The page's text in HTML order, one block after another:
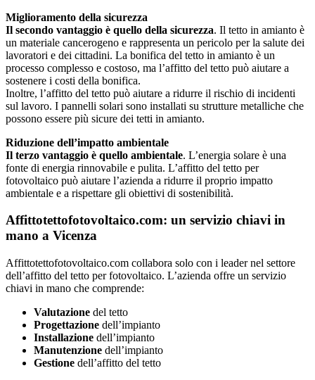
Miglioramento della sicurezza
Il secondo vantaggio è quello della sicurezza. Il tetto in amianto è
un materiale cancerogeno e rappresenta un pericolo per la salute dei
lavoratori e dei cittadini. La bonifica del tetto in amianto è un
processo complesso e costoso, ma l’affitto del tetto può aiutare a
sostenere i costi della bonifica.
Inoltre, l’affitto del tetto può aiutare a ridurre il rischio di incidenti
sul lavoro. I pannelli solari sono installati su strutture metalliche che
possono essere più sicure dei tetti in amianto.
Riduzione dell’impatto ambientale
Il terzo vantaggio è quello ambientale. L’energia solare è una
fonte di energia rinnovabile e pulita. L’affitto del tetto per
fotovoltaico può aiutare l’azienda a ridurre il proprio impatto
ambientale e a rispettare gli obiettivi di sostenibilità.
Affittotettofotovoltaico.com: un servizio chiavi in
mano a Vicenza
Affittotettofotovoltaico.com collabora solo con i leader nel settore
dell’affitto del tetto per fotovoltaico. L’azienda offre un servizio
chiavi in mano che comprende:
Valutazione del tetto
Progettazione dell’impianto
Installazione dell’impianto
Manutenzione dell’impianto
Gestione dell’affitto del tetto